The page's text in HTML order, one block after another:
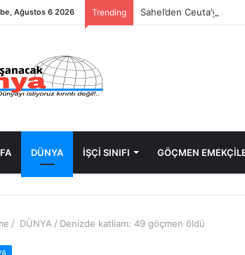
Ağustos 6 2026 Trending Sahel’den Ceuta’ya
DÜNYA İŞÇİ SINIFI GÖÇMEN
/ DÜNYA / Denizde katliam: 49 göçmen öldü